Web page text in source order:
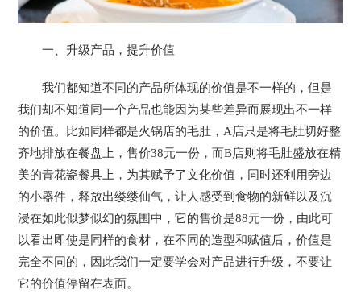
一、升级产品，提升价值
我们都知道不同的产品所体现的价值是不一样的，但是
我们却不知道同一个产品也能因为某些差异而展现出不一样
的价值。比如同样都是火锅店的毛肚，A店只是将毛肚切好整
齐地排放在餐盘上，售价38元一份，而B店则将毛肚盛放在精
美的青花瓷餐具上，为其赋予了文化价值，同时还利用旁边
的小器件，释放出缕缕仙气，让人感受到食物的新鲜以及沉
浸在如此似梦似幻的氛围中，它的售价是88元一份，由此可
以看出即使是同样的食材，在不同的造型和赋值后，价值是
完全不同的，因此我们一定要学会对产品进行升级，不要让
它的价值停留在表面。